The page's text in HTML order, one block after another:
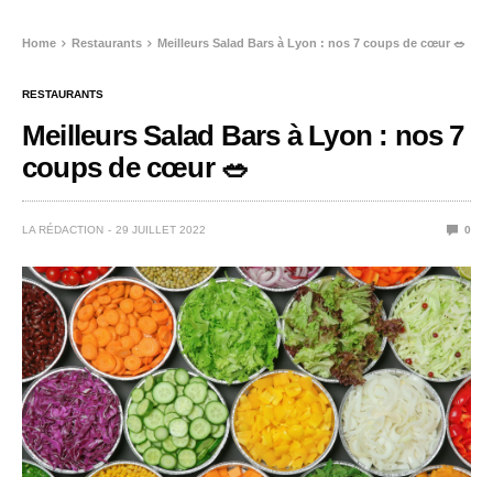
Home Restaurants Meilleurs Salad Bars à Lyon : nos 7 coups de cœur 🥗
RESTAURANTS
Meilleurs Salad Bars à Lyon : nos 7
coups de cœur 🥗
LA RÉDACTION 29 JUILLET 2022 0